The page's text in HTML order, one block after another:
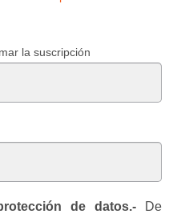
la suscripción
de datos.- De